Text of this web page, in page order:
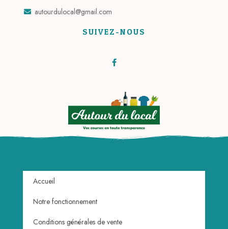
autourdulocal@gmail.com
SUIVEZ-NOUS
Accueil
Notre fonctionnement
Conditions générales de vente